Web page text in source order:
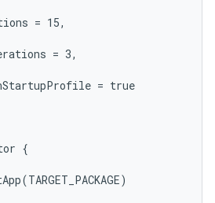
= 15,
= 3,
= true
{